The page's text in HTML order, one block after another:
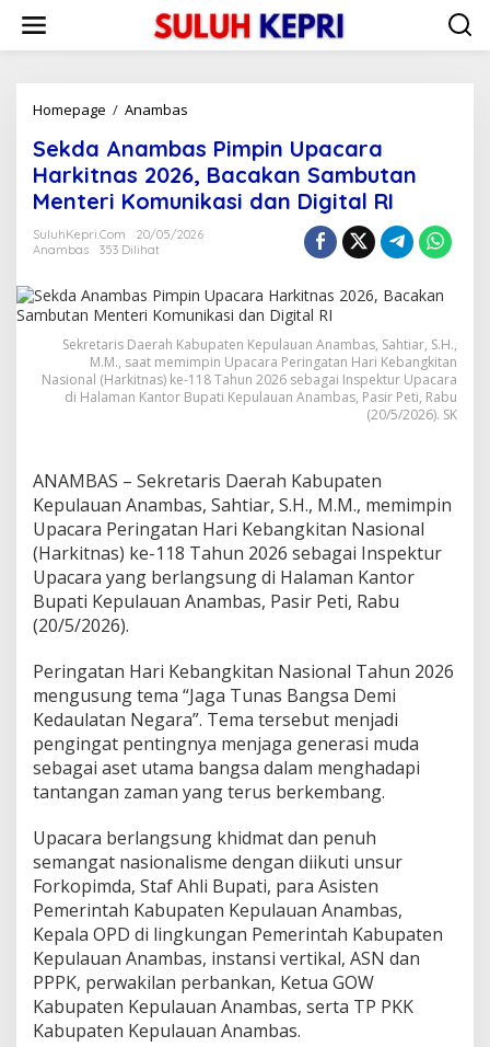
w
Homepage / Anambas
k
d
a
A
n
b
a
s
P
i
m
p
p
a
c
a
a
H
k
i
t
n
a
s
2
0
6
,
B
a
c
a
k
a
S
a
Sekda Anambas Pimpin Upacara
Harkitnas 2026, Bacakan Sambutan
Menteri Komunikasi dan Digital RI
SuluhKepri.com
20/05/2026
Anambas
353 Dilihat
Sekretaris Daerah Kabupaten Kepulauan Anambas, Sahtiar, S.H.,
M.M., saat memimpin Upacara Peringatan Hari Kebangkitan
Nasional (Harkitnas) ke-118 Tahun 2026 sebagai Inspektur Upacara
di Halaman Kantor Bupati Kepulauan Anambas, Pasir Peti, Rabu
(20/5/2026). SK
ANAMBAS – Sekretaris Daerah Kabupaten
Kepulauan Anambas, Sahtiar, S.H., M.M., memimpin
Upacara Peringatan Hari Kebangkitan Nasional
(Harkitnas) ke-118 Tahun 2026 sebagai Inspektur
Upacara yang berlangsung di Halaman Kantor
Bupati Kepulauan Anambas, Pasir Peti, Rabu
(20/5/2026).
Peringatan Hari Kebangkitan Nasional Tahun 2026
mengusung tema “Jaga Tunas Bangsa Demi
Kedaulatan Negara”. Tema tersebut menjadi
pengingat pentingnya menjaga generasi muda
sebagai aset utama bangsa dalam menghadapi
tantangan zaman yang terus berkembang.
Upacara berlangsung khidmat dan penuh
semangat nasionalisme dengan diikuti unsur
Forkopimda, Staf Ahli Bupati, para Asisten
Pemerintah Kabupaten Kepulauan Anambas,
Kepala OPD di lingkungan Pemerintah Kabupaten
Kepulauan Anambas, instansi vertikal, ASN dan
PPPK, perwakilan perbankan, Ketua GOW
Kabupaten Kepulauan Anambas, serta TP PKK
Kabupaten Kepulauan Anambas.